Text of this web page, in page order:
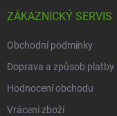
ZÁKAZNICKÝ SERVIS
Obchodní podmínky
Doprava a způsob platby
Hodnocení obchodu
Vrácení zboží